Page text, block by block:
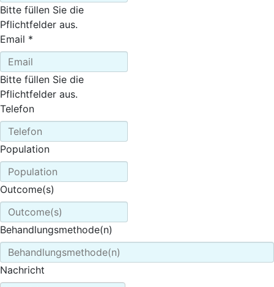
Bitte füllen Sie die
Pflichtfelder aus.
Email *
Bitte füllen Sie die
Pflichtfelder aus.
Telefon
Population
Outcome(s)
Behandlungsmethode(n)
Nachricht